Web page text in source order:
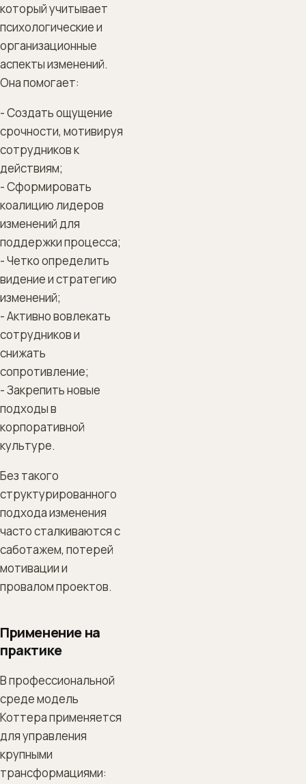
который учитывает
психологические и
организационные
аспекты изменений.
Она помогает:
- Создать ощущение
срочности, мотивируя
сотрудников к
действиям;
- Сформировать
коалицию лидеров
изменений для
поддержки процесса;
- Четко определить
видение и стратегию
изменений;
- Активно вовлекать
сотрудников и
снижать
сопротивление;
- Закрепить новые
подходы в
корпоративной
культуре.
Без такого
структурированного
подхода изменения
часто сталкиваются с
саботажем, потерей
мотивации и
провалом проектов.
Применение на
практике
В профессиональной
среде модель
Коттера применяется
для управления
крупными
трансформациями: